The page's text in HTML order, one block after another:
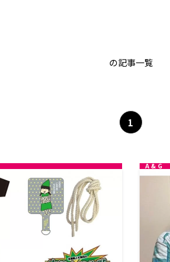
の記事一覧
1